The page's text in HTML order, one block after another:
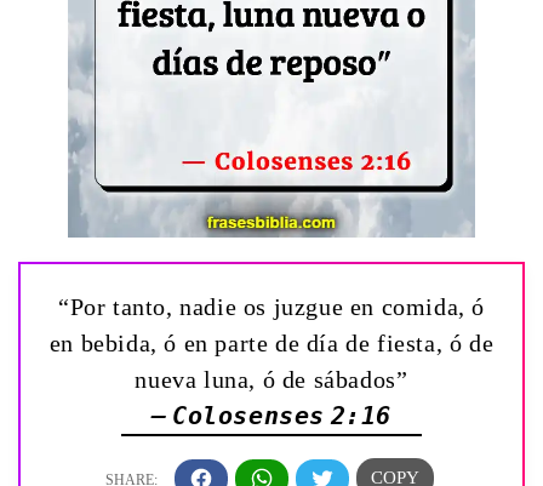
“Por tanto, nadie os juzgue en comida, ó
en bebida, ó en parte de día de fiesta, ó de
nueva luna, ó de sábados”
— Colosenses 2:16